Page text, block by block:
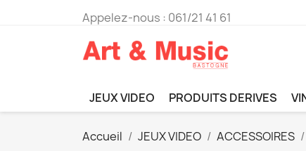
Appelez-nous : 061/21 41 61
JEUX VIDEO PRODUITS DERIVES
Accueil JEUX VIDEO ACCESSOIRES